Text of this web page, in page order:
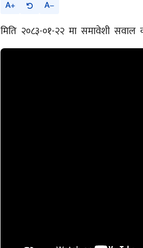
A A
मिति २०८३-०१-२२ मा समावेशी सवाल